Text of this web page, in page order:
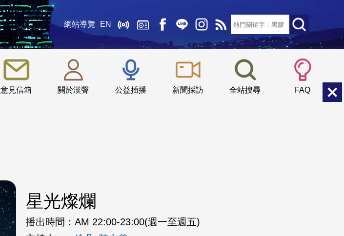
網站導覽 EN
意見信箱 關於漢聲 公益插播 新聞採訪 全站搜尋 FAQ
::: 小 中
星光燦爛
播出時間： AM 22:00-23:00(週一至週五)